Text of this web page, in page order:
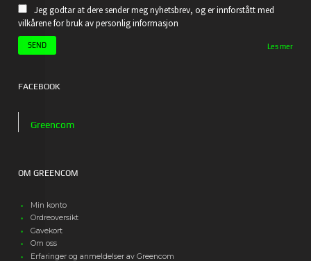
Jeg godtar at dere sender meg nyhetsbrev, og er innforstått med
vilkårene for bruk av personlig informasjon
Les mer
FACEBOOK
Greencom
OM GREENCOM
Min konto
Ordreoversikt
Gavekort
Om oss
Erfaringer og anmeldelser av Greencom